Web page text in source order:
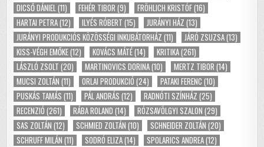
DICSŐ DÁNIEL(11) FEHÉR TIBOR (9) FRÖHLICH KRISTÓF(16)
HARTAI PETRA(12) ILYÉS RÓBERT (15) JURÁNYI HÁZ (13)
JURÁNYI PRODUKCIÓS KÖZÖSSÉGI INKUBÁTORHÁZ (11) JÁRÓ ZSUZSA(13)
KISS-VÉGH EMŐKE(12) KOVÁCS MÁTÉ(14) KRITIKA(261)
LÁSZLÓ ZSOLT (20) MARTINOVICS DORINA(10) MERTZ TIBOR (14)
MUCSI ZOLTÁN (11) ORLAI PRODUKCIÓ (24) PATAKI FERENC (10)
PUSKÁS TAMÁS (11) PÁL ANDRÁS (12) RADNÓTI SZÍNHÁZ (25)
RECENZIÓ (261) RÁBA ROLAND (14) RÓZSAVÖLGYI SZALON (29)
SAS ZOLTÁN (12) SCHMIED ZOLTÁN (10) SCHNEIDER ZOLTÁN (20)
SCHRUFF MILÁN (11) SODRÓ ELIZA(14) SPOLARICS ANDREA(12)